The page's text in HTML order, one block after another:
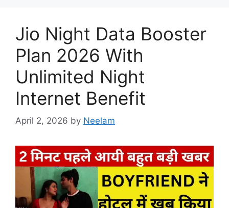
Jio Night Data Booster
Plan 2026 With
Unlimited Night
Internet Benefit
April 2, 2026 by Neelam